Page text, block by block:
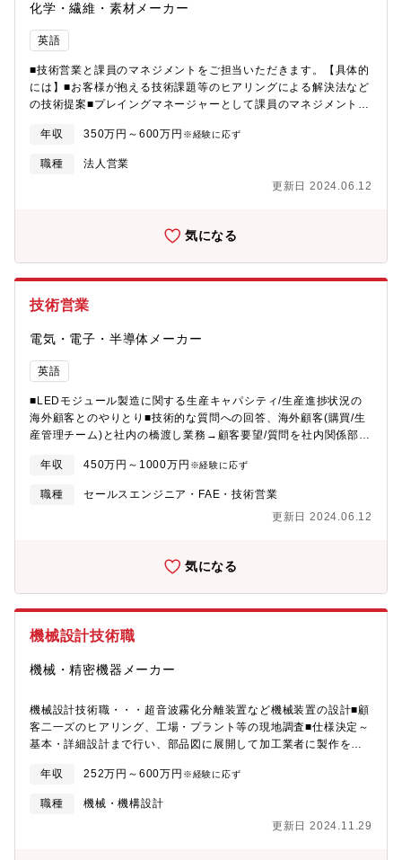
化学・繊維・素材メーカー
英語
■技術営業と課員のマネジメントをご担当いただきます。【具体的
には】■お客様が抱える技術課題等のヒアリングによる解決法など
の技術提案■プレイングマネージャーとして課員のマネジメント■
集背景】■新規事業推進【所属組織】■事業開発部
年収 350万円～600万円 ※経験に応ず
職種
法人営業
更新日 2024.06.12
気になる
技術営業
電気・電子・半導体メーカー
英語
■LEDモジュール製造に関する生産キャパシティ/生産進捗状況の
海外顧客とのやりとり■技術的な質問への回答、海外顧客(購買/生
産管理チーム)と社内の橋渡し業務→顧客要望/質問を社内関係部署
議、資料やメール等の英訳和訳→顧客来社時の通訳対応※日本に
いながら英語を生かせ、海外好きの同僚と楽しく働ける職場
年収 450万円～1000万円 ※経験に応ず
職種
セールスエンジニア・FAE・技術営業
更新日 2024.06.12
気になる
機械設計技術職
機械・精密機器メーカー
機械設計技術職・・・超音波霧化分離装置など機械装置の設計■顧
客二一ズのヒアリング、工場・プラント等の現地調査■仕様決定～
基本・詳細設計まで行い、部品図に展開して加工業者に製作を依
期管理■寸法確認およひ組立の段取り後、ユーザー企業へ納品、試
運転■納品後のアフター点検ほか※県外出張(機械設計:1～3ヶ月に
5日程度)
年収 252万円～600万円 ※経験に応ず
職種
機械・機構設計
更新日 2024.11.29